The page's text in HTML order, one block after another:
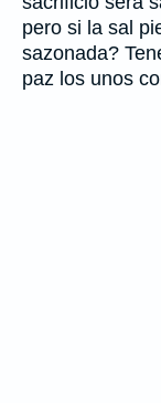
pero si la sal
sazonada?
paz los unos